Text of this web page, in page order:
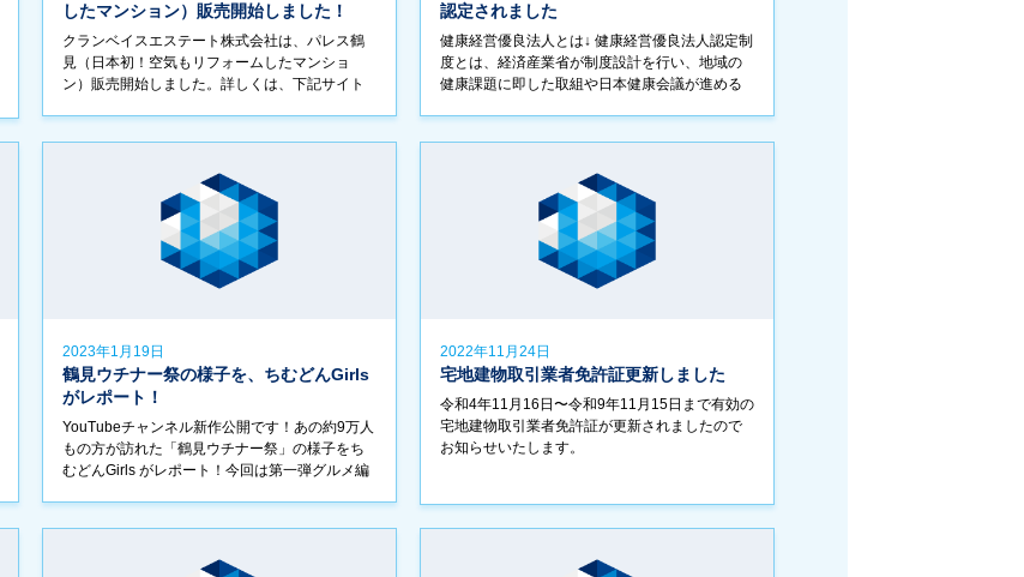
したマンション）販売開始しました！
クランベイスエステート株式会社は、パレス鶴
見（日本初！空気もリフォームしたマンショ
ン）販売開始しました。詳しくは、下記サイト
認定されました
健康経営優良法人とは↓ 健康経営優良法人認定制
度とは、経済産業省が制度設計を行い、地域の
健康課題に即した取組や日本健康会議が進める
2023年1月19日
鶴見ウチナー祭の様子を、ちむどんGirls
がレポート！
YouTubeチャンネル新作公開です！あの約9万人
もの方が訪れた「鶴見ウチナー祭」の様子をち
むどんGirls がレポート！今回は第一弾グルメ編
2022年11月24日
宅地建物取引業者免許証更新しました
令和4年11月16日〜令和9年11月15日まで有効の
宅地建物取引業者免許証が更新されましたので
お知らせいたします。